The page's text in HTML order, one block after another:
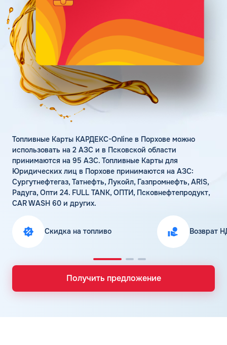
Статьи
Цена бензина и ДТ
Личный кабинет
Карта АЗС
Получить консультацию
Топливные Карты КАРДЕКС-Online в Порхове можно
использовать на 2 АЗС и в Псковской области
принимаются на 95 АЗС. Топливные Карты для
Юридических лиц в Порхове принимаются на АЗС:
Сургутнефтегаз, Татнефть, Лукойл, Газпромнефть, ARIS,
Радуга, Опти 24. FULL TANK, ОПТИ, Псковнефтепродукт,
CAR WASH 60 и других.
Скидка на топливо Возврат
Получить предложение